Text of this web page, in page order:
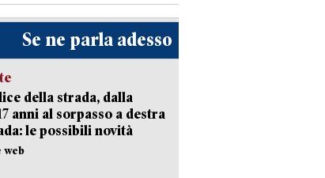
Se ne parla adesso
della strada, dalla
anni al sorpasso a destra
le possibili novità
web